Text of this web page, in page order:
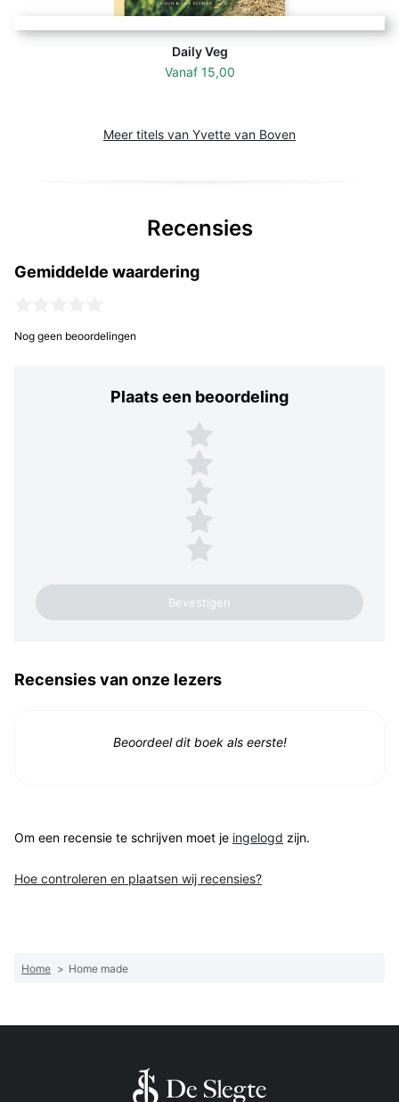
Daily Veg
Vanaf 15,00
Meer titels van Yvette van Boven
Recensies
Gemiddelde waardering
Nog geen beoordelingen
Plaats een beoordeling
Plaats een beoordeling
5 sterren
4 sterren
3 sterren
2 sterren
1 ster
Recensies van onze lezers
Beoordeel dit boek als eerste!
Om een recensie te schrijven moet je ingelogd zijn.
Hoe controleren en plaatsen wij recensies?
Home > Home made